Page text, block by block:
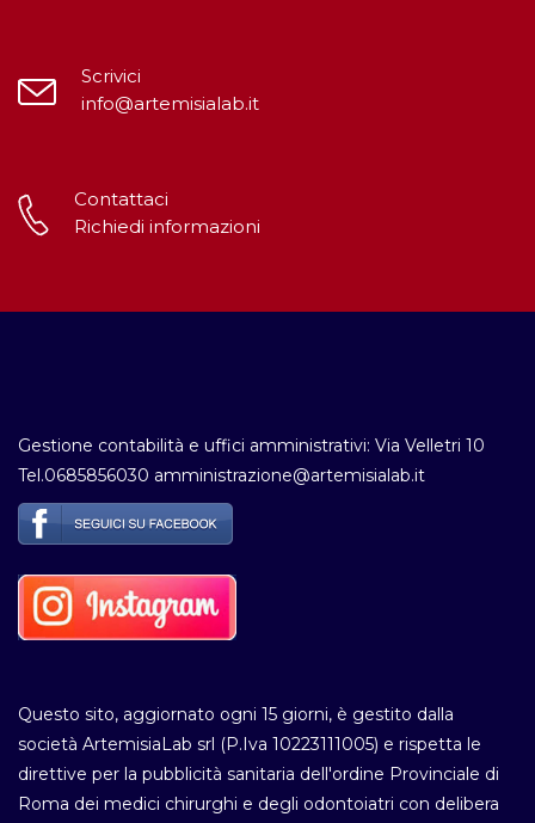
Scrivici
info@artemisialab.it
Contattaci
Richiedi informazioni
Gestione contabilità e uffici amministrativi: Via Velletri 10
Tel.0685856030 amministrazione@artemisialab.it
Questo sito, aggiornato ogni 15 giorni, è gestito dalla
società ArtemisiaLab srl (P.Iva 10223111005) e rispetta le
direttive per la pubblicità sanitaria dell'ordine Provinciale di
Roma dei medici chirurghi e degli odontoiatri con delibera